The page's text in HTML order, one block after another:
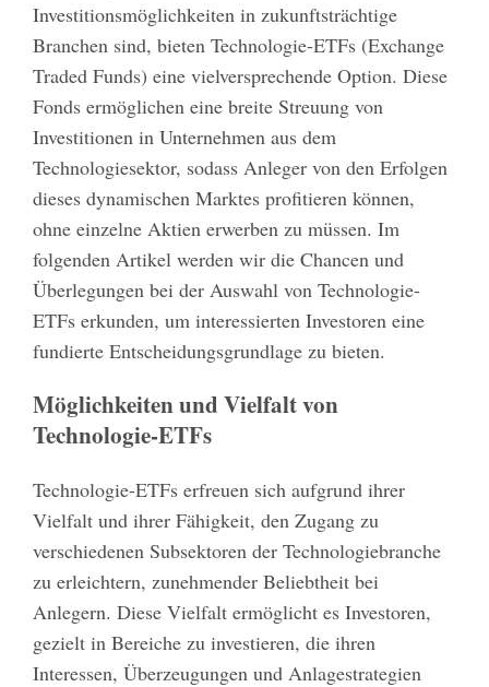
Investitionsmöglichkeiten in zukunftsträchtige
Branchen sind, bieten Technologie-ETFs (Exchange
Traded Funds) eine vielversprechende Option. Diese
Fonds ermöglichen eine breite Streuung von
Investitionen in Unternehmen aus dem
Technologiesektor, sodass Anleger von den Erfolgen
dieses dynamischen Marktes profitieren können,
ohne einzelne Aktien erwerben zu müssen. Im
folgenden Artikel werden wir die Chancen und
Überlegungen bei der Auswahl von Technologie-
ETFs erkunden, um interessierten Investoren eine
fundierte Entscheidungsgrundlage zu bieten.
Möglichkeiten und Vielfalt von
Technologie-ETFs
Technologie-ETFs erfreuen sich aufgrund ihrer
Vielfalt und ihrer Fähigkeit, den Zugang zu
verschiedenen Subsektoren der Technologiebranche
zu erleichtern, zunehmender Beliebtheit bei
Anlegern. Diese Vielfalt ermöglicht es Investoren,
gezielt in Bereiche zu investieren, die ihren
Interessen, Überzeugungen und Anlagestrategien